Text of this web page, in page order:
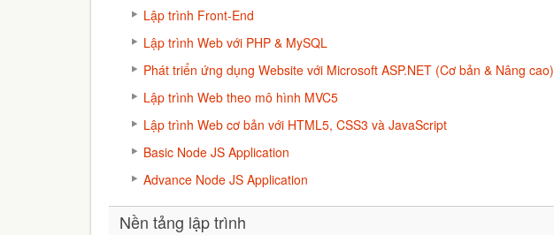
Lập trình Front-End
Lập trình Web với PHP & MySQL
Phát triển ứng dụng Website với Microsoft ASP.NET (Cơ bản & Nâng cao)
Lập trình Web theo mô hình MVC5
Lập trình Web cơ bản với HTML5, CSS3 và JavaScript
Basic Node JS Application
Advance Node JS Application
Nền tảng lập trình